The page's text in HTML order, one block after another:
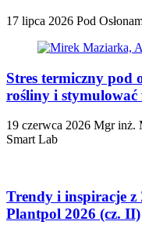
17 lipca 2026 Pod
Stres termiczny pod
rośliny i stymulować
19 czerwca 2026 Mgr inż.
Smart Lab
Trendy i inspiracje
Plantpol 2026 (cz. II)